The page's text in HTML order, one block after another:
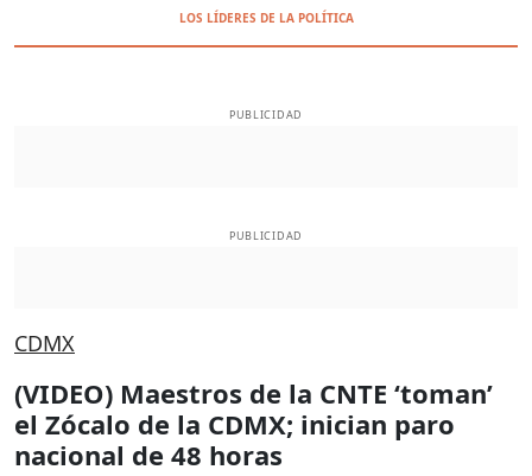
LOS LÍDERES DE LA POLÍTICA
PUBLICIDAD
PUBLICIDAD
CDMX
(VIDEO) Maestros de la CNTE ‘toman’
el Zócalo de la CDMX; inician paro
nacional de 48 horas